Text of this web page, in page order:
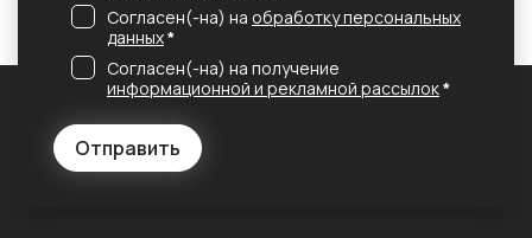
Отправить
Согласен(-на) на обработку персональных
данных*
Согласен(-на) на получение
информационной и рекламной рассылок*